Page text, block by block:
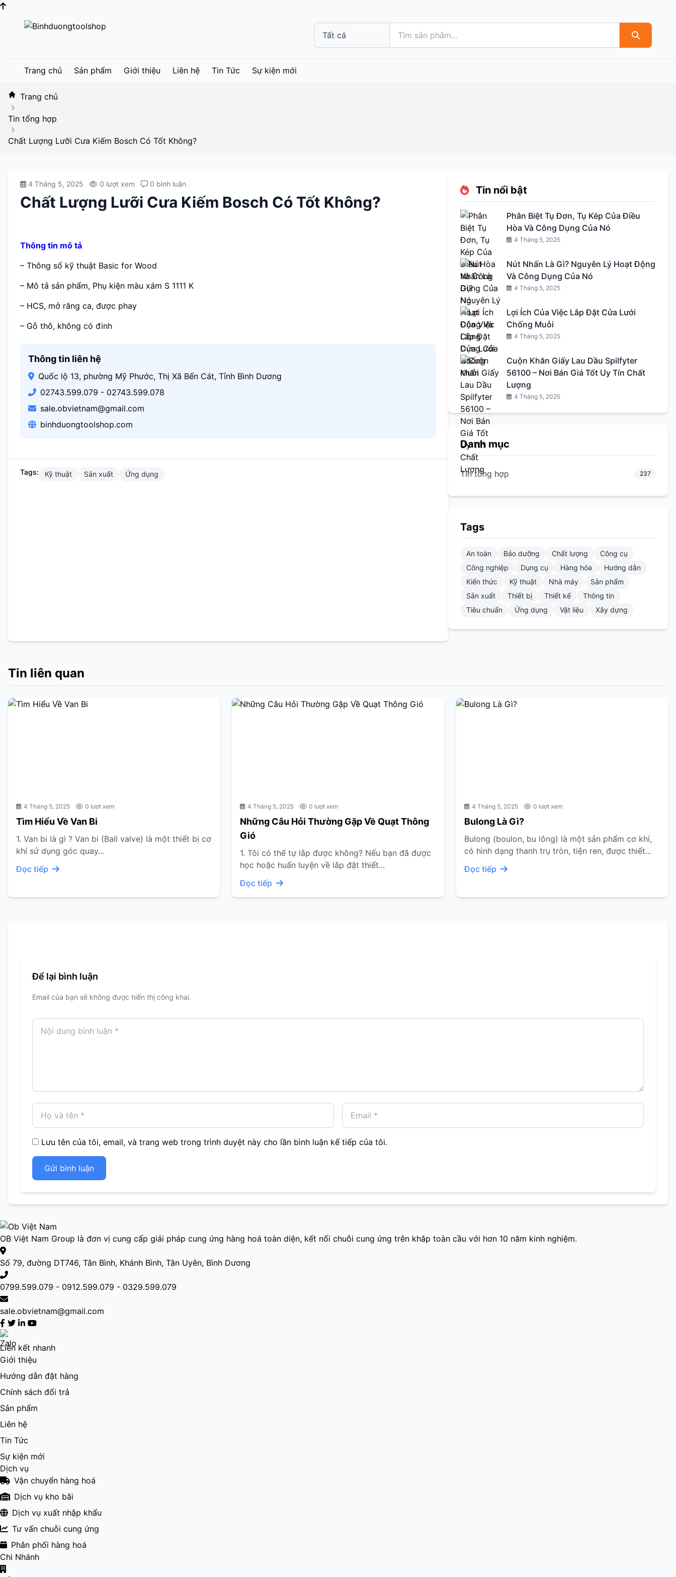
Trang chủ Sản phẩm Giới thiệu Liên hệ Tin Tức Sự kiện mới
Trang chủ
Tin tổng hợp
Chất Lượng Lưỡi Cưa Kiếm Bosch Có Tốt Không?
4 Tháng 5, 2025 0 lượt xem 0 bình luận
Chất Lượng Lưỡi Cưa Kiếm Bosch Có Tốt Không?
Thông tin mô tả
– Thông số kỹ thuật Basic for Wood
– Mô tả sản phẩm, Phụ kiện màu xám S 1111 K
– HCS, mở răng ca, được phay
– Gỗ thô, không có đinh
Thông tin liên hệ
Quốc lộ 13, phường Mỹ Phước, Thị Xã Bến Cát, Tỉnh Bình Dương
02743.599.079 - 02743.599.078
sale.obvietnam@gmail.com
binhduongtoolshop.com
Tags: Kỹ thuật Sản xuất Ứng dụng
Tin nổi bật
Phân Biệt Tụ Đơn, Tụ Kép Của Điều
Hòa Và Công Dụng Của Nó
4 Tháng 5, 2025
Nút Nhấn Là Gì? Nguyên Lý Hoạt Động
Và Công Dụng Của Nó
4 Tháng 5, 2025
Lợi Ích Của Việc Lắp Đặt Cửa Lưới
Chống Muỗi
4 Tháng 5, 2025
Cuộn Khăn Giấy Lau Dầu Spilfyter
56100 – Nơi Bán Giá Tốt Uy Tín Chất
Lượng
4 Tháng 5, 2025
Danh mục
Tin tổng hợp 237
Tags
An toàn Bảo dưỡng Chất lượng
Công cụ
Công nghiệp
Dụng cụ Hàng hóa
Hướng dẫn
Kiến thức
Kỹ thuật Nhà máy
Sản phẩm
Sản xuất
Thiết bị Thiết kế
Thông tin
Tiêu chuẩn
Ứng dụng Vật liệu Xây dựng
Tin liên quan
4 Tháng 5, 2025 0 lượt xem
Tìm Hiểu Về Van Bi
1. Van bi là gì ? Van bi (Ball valve) là một thiết bị cơ
khí sử dụng góc quay...
Đọc tiếp
4 Tháng 5, 2025 0 lượt xem
Những Câu Hỏi Thường Gặp Về Quạt Thông
Gió
1. Tôi có thể tự lắp được không? Nếu bạn đã được
học hoặc huấn luyện về lắp đặt thiết...
Đọc tiếp
4 Tháng 5, 2025 0 lượt xem
Bulong Là Gì?
Bulong (boulon, bu lông) là một sản phẩm cơ khí,
có hình dạng thanh trụ tròn, tiện ren, được thiết...
Đọc tiếp
Để lại bình luận
Email của bạn sẽ không được hiển thị công khai.
Lưu tên của tôi, email, và trang web trong trình duyệt này cho lần bình luận kế tiếp của tôi.
Gửi bình luận
OB Việt Nam Group là đơn vị cung cấp giải pháp cung ứng hàng hoá toàn diện, kết nối chuỗi cung ứng trên khắp toàn cầu với hơn 10 năm kinh nghiệm.
Số 79, đường DT746, Tân Bình, Khánh Bình, Tân Uyên, Bình Dương
0799.599.079 - 0912.599.079 - 0329.599.079
sale.obvietnam@gmail.com
Liên kết nhanh
Giới thiệu
Hướng dẫn đặt hàng
Chính sách đổi trả
Sản phẩm
Liên hệ
Tin Tức
Sự kiện mới
Dịch vụ
Vận chuyển hàng hoá
Dịch vụ kho bãi
Dịch vụ xuất nhập khẩu
Tư vấn chuỗi cung ứng
Phân phối hàng hoá
Chi Nhánh